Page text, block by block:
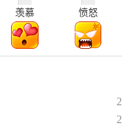
羡慕 愤怒